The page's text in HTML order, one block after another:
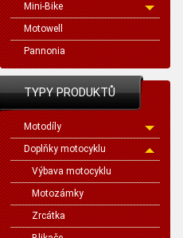
Mini-Bike
Motowell
Pannonia
TYPY PRODUKTŮ
Motodíly
Doplňky motocyklu
Výbava motocyklu
Motozámky
Zrcátka